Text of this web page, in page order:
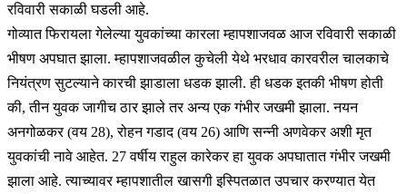
रविवारी सकाळी घडली आहे.
गोव्यात फिरायला गेलेल्या युवकांच्या कारला म्हापशाजवळ आज रविवारी सकाळी
भीषण अपघात झाला. म्हापशाजवळील कुचेली येथे भरधाव कारवरील चालकाचे
नियंत्रण सुटल्याने कारची झाडाला धडक झाली. ही धडक इतकी भीषण होती
की, तीन युवक जागीच ठार झाले तर अन्य एक गंभीर जखमी झाला. नयन
अनगोळकर (वय 28), रोहन गडाद (वय 26) आणि सन्नी अणवेकर अशी मृत
युवकांची नावे आहेत. 27 वर्षीय राहुल कारेकर हा युवक अपघातात गंभीर जखमी
झाला आहे. त्याच्यावर म्हापशातील खासगी इस्पितळात उपचार करण्यात येत